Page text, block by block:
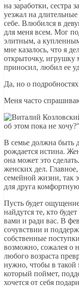
на заработки, сестра
уезжал на
себе. Влюбился в
для меня всем. Мог
элитным, а
мне казалось, что я
открыточку, игрушку
приносил, любил ее
Да, но о
Меня часто
В семье должна быть
рождается истина.
она может это
женских дел.
семейной жизни, так
для друга
Пусть будет
найдутся те, кто
вами и ради вас. В
сочувствии и
собственные
возможно, сожалея
любого возраста
нужно, чтобы в такой
который поймет,
хочется от себя